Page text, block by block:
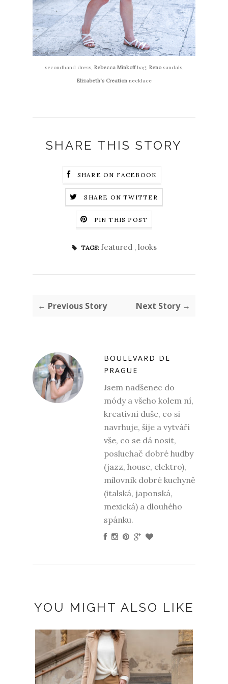
secondhand dress, Rebecca Minkoffbag, Renosandals,
Elizabeth's Creationnecklace
SHARE THIS STORY
SHARE ON FACEBOOK
SHARE ON TWITTER
PIN THIS POST
TAGS: featured , looks
← Previous Story Next Story →
BOULEVARD DE
PRAGUE
Jsem nadšenec do
módy a všeho kolem ní,
kreativní duše, co si
navrhuje, šije a vytváří
vše, co se dá nosit,
posluchač dobré hudby
(jazz, house, elektro),
milovník dobré kuchyně
(italská, japonská,
mexická) a dlouhého
spánku.
YOU MIGHT ALSO LIKE